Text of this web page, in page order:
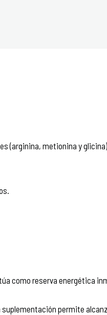
(arginina, metionina y
como reserva energética
permite